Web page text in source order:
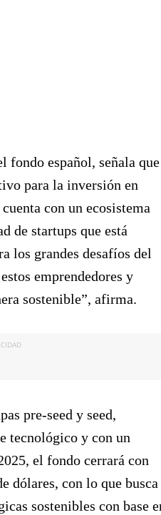
español, señala
para la inversión en
con un ecosistema
de startups que está
los grandes desafíos del
emprendedores y
sostenible”, afirma.
pre-seed y seed,
tecnológico y con un
el fondo cerrará con
dólares, con lo que busca
sostenibles con base